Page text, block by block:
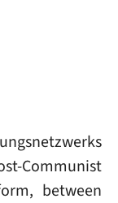
between